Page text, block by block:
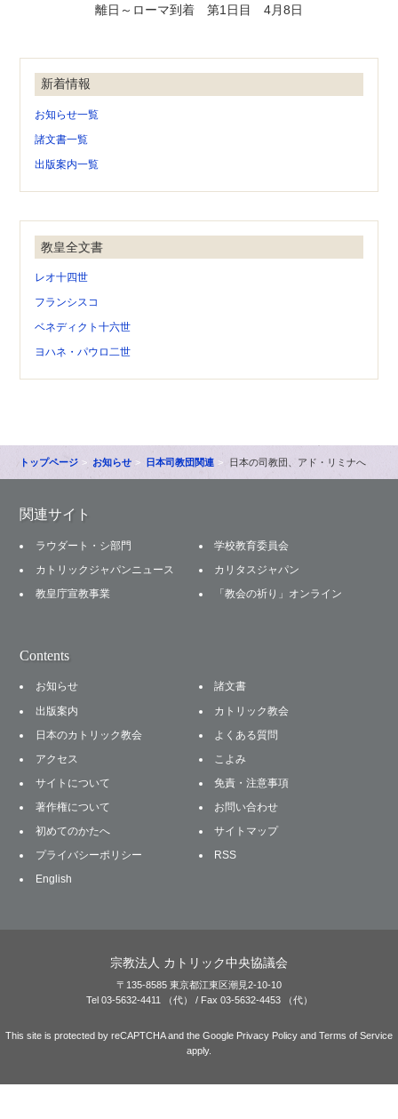
離日～ローマ到着 第1日目 4月8日
新着情報
お知らせ一覧
諸文書一覧
出版案内一覧
教皇全文書
レオ十四世
フランシスコ
ベネディクト十六世
ヨハネ・パウロ二世
トップページ お知らせ 日本司教団関連 日本の司教団、アド・リミナへ
関連サイト
ラウダート・シ部門
学校教育委員会
カトリックジャパンニュース
カリタスジャパン
教皇庁宣教事業
「教会の祈り」オンライン
Contents
お知らせ
諸文書
出版案内
カトリック教会
日本のカトリック教会
よくある質問
アクセス
こよみ
サイトについて
免責・注意事項
著作権について
お問い合わせ
初めてのかたへ
サイトマップ
プライバシーポリシー
RSS
English
宗教法人 カトリック中央協議会
〒135-8585 東京都江東区潮見2-10-10
Tel 03-5632-4411 （代） / Fax 03-5632-4453 （代）
This site is protected by reCAPTCHA and the Google Privacy Policy and Terms of Service
apply.